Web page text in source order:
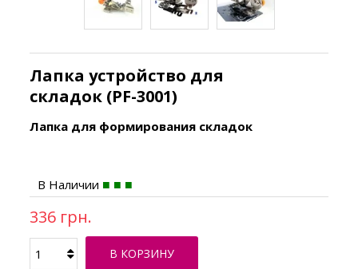
Лапка устройство для
складок (PF-3001)
Лапка для формирования складок
В Наличии
336 грн.
В КОРЗИНУ